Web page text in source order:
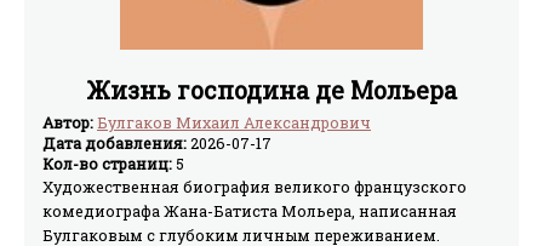
Жизнь господина де Мольера
Автор:Булгаков Михаил Александрович
Дата добавления:2026-07-17
Кол-во страниц: 5
Художественная биография великого французского
комедиографа Жана-Батиста Мольера, написанная
Булгаковым с глубоким личным переживанием.